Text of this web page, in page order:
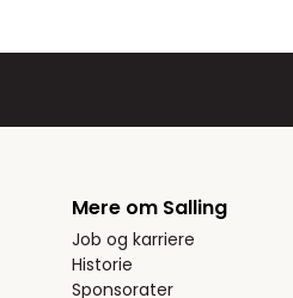
Mere om Salling
Job og karriere
Historie
Sponsorater